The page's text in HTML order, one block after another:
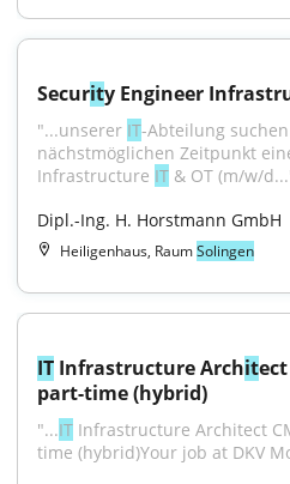
Security Engineer
"...unserer IT-Abteilung
nächstmöglichen Zeitpunkt
Infrastructure IT & OT (m/w/
Dipl.-Ing. H. Horstmann GmbH
Heiligenhaus, RaumSolingen
IT Infrastructure Archit
part-time (hybrid)
"...IT Infrastructure Architect
time (hybrid)Your job at DKV